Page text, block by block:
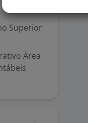
Superior
Área